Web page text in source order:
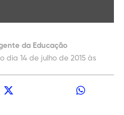
da Educação
dia 14 de julho de 2015 às